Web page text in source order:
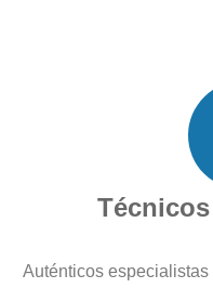
Auténticos